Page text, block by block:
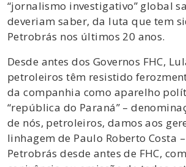
“jornalismo investigativo” global
deveriam saber, da luta que tem
Petrobrás nos últimos 20 anos.
Desde antes dos Governos FHC,
petroleiros têm resistido
da companhia como aparelho
“república do Paraná” –
de nós, petroleiros, damos aos
linhagem de Paulo Roberto Costa
Petrobrás desde antes de FHC,